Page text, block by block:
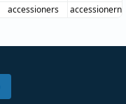
accessioners